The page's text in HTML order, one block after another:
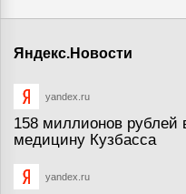
Яндекс.Новости
yandex.ru
158 миллионов рублей
медицину Кузбасса
yandex.ru